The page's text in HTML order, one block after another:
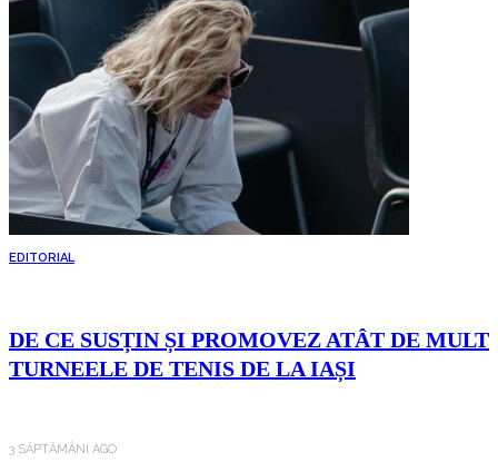
EDITORIAL
DE CE SUSȚIN ȘI PROMOVEZ ATÂT DE MULT
TURNEELE DE TENIS DE LA IAȘI
3 SĂPTĂMÂNI AGO